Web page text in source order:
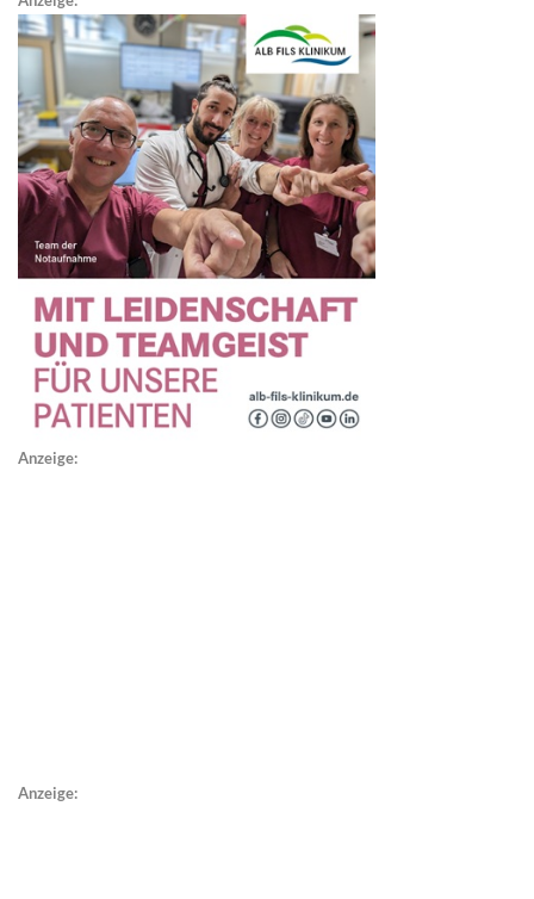
Anzeige:
Anzeige: